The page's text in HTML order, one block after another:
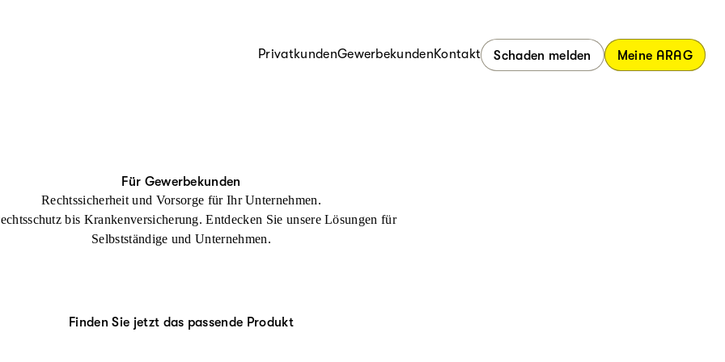
PrivatkundenGewerbekundenKontakt Schaden melden Meine ARAG
Für Gewerbekunden
Rechtssicherheit und Vorsorge für Ihr Unternehmen.
bis Krankenversicherung. Entdecken Sie unsere Lösungen für
Selbstständige und Unternehmen.
Finden Sie jetzt das passende Produkt